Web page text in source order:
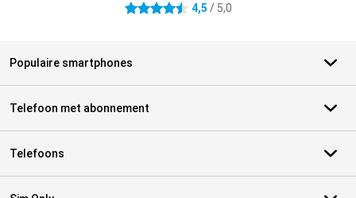
4.5 sterren 4,5 / 5,0
Populaire smartphones
Telefoon met abonnement
Telefoons